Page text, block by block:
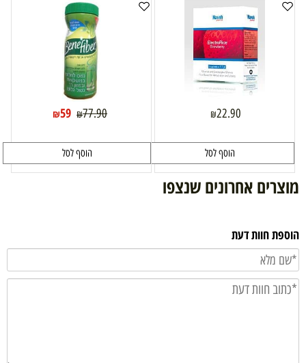
₪22.90
הוסף לסל
₪77.90
₪59
הוסף לסל
מוצרים אחרונים שנצפו
הוספת חוות דעת